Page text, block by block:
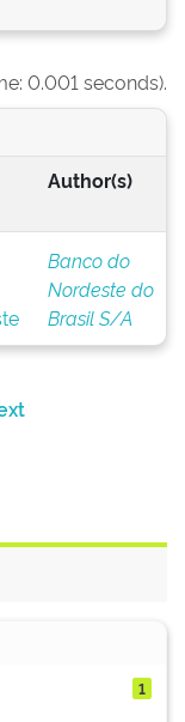
0.001 seconds).
Author(s)
Banco do
Nordeste do
Brasil S/A
1